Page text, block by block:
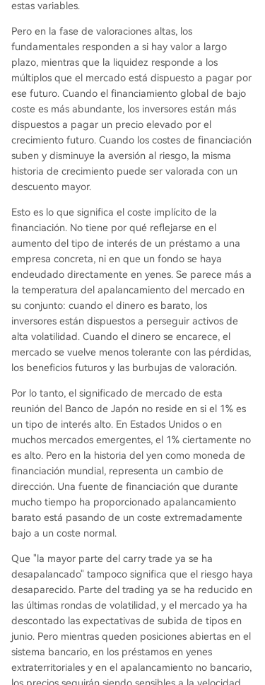
estas variables.
Pero en la fase de valoraciones altas, los
fundamentales responden a si hay valor a largo
plazo, mientras que la liquidez responde a los
múltiplos que el mercado está dispuesto a pagar por
ese futuro. Cuando el financiamiento global de bajo
coste es más abundante, los inversores están más
dispuestos a pagar un precio elevado por el
crecimiento futuro. Cuando los costes de financiación
suben y disminuye la aversión al riesgo, la misma
historia de crecimiento puede ser valorada con un
descuento mayor.
Esto es lo que significa el coste implícito de la
financiación. No tiene por qué reflejarse en el
aumento del tipo de interés de un préstamo a una
empresa concreta, ni en que un fondo se haya
endeudado directamente en yenes. Se parece más a
la temperatura del apalancamiento del mercado en
su conjunto: cuando el dinero es barato, los
inversores están dispuestos a perseguir activos de
alta volatilidad. Cuando el dinero se encarece, el
mercado se vuelve menos tolerante con las pérdidas,
los beneficios futuros y las burbujas de valoración.
Por lo tanto, el significado de mercado de esta
reunión del Banco de Japón no reside en si el 1% es
un tipo de interés alto. En Estados Unidos o en
muchos mercados emergentes, el 1% ciertamente no
es alto. Pero en la historia del yen como moneda de
financiación mundial, representa un cambio de
dirección. Una fuente de financiación que durante
mucho tiempo ha proporcionado apalancamiento
barato está pasando de un coste extremadamente
bajo a un coste normal.
Que "la mayor parte del carry trade ya se ha
desapalancado" tampoco significa que el riesgo haya
desaparecido. Parte del trading ya se ha reducido en
las últimas rondas de volatilidad, y el mercado ya ha
descontado las expectativas de subida de tipos en
junio. Pero mientras queden posiciones abiertas en el
sistema bancario, en los préstamos en yenes
extraterritoriales y en el apalancamiento no bancario,
los precios seguirán siendo sensibles a la velocidad